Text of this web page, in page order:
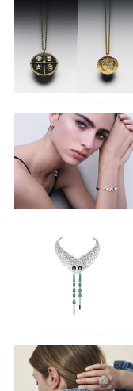
石，并且分别配备
8K金材质的波纹、
波纹以及银色玑镂
系列腕表都搭载的
如果说欧米茄海